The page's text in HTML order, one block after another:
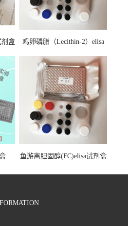
剂盒
鸡卵磷脂（Lecithin-2）elisa
鱼游离胆固醇(FC)elisa试剂盒